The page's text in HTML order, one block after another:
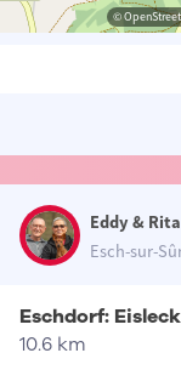
©
Eddy & Rita
Esch-sur-
Eschdorf:
10.6 km